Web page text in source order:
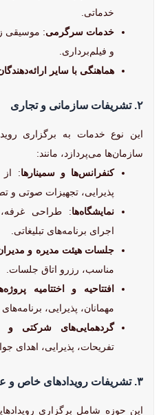
خدماتی.
خدمات سرگرمی
و فیلم‌برداری.
هماهنگی با سایر
۲. تشریفات سازمانی و تجاری
این نوع خدمات به برگزاری
سازمان‌ها می‌پردازد، مانند:
کنفرانس‌ها و سمینارها: از
پذیرایی، تجهیزات صوتی و
نمایشگاه‌ها: طراحی غرفه،
اجرای برنامه‌های تبلیغاتی.
جلسات هیئت مدیره و
مناسب، رزرو اتاق جلسات.
افتتاحیه و اختتامیه
مهمانان، پذیرایی،
گردهمایی‌های شرکتی و
تفریحات، پذیرایی، اهدای
۳. تشریفات رویدادهای خاص و عمومی
این حوزه شامل برگزاری